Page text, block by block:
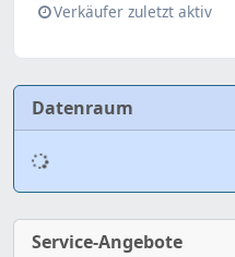
Verkäufer zuletzt aktiv
Datenraum
Service-Angebote